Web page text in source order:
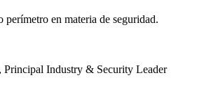
perímetro en materia de seguridad.
Industry & Security Leader